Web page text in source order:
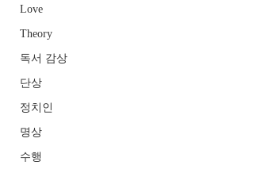
Love
Theory
독서 감상
단상
정치인
명상
수행